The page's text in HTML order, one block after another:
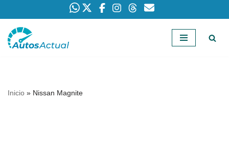
Saltar
Inicio » Nissan Magnite